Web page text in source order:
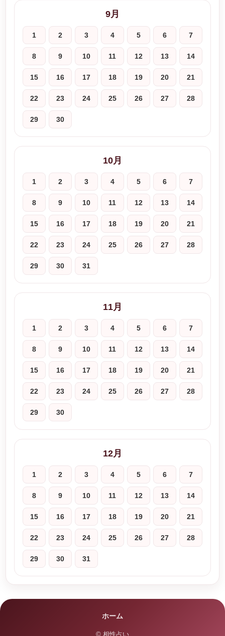
9月
1 2 3 4 5 6 7
8 9 10 11 12 13 14
15 16 17 18 19 20 21
22 23 24 25 26 27 28
29 30
10月
1 2 3 4 5 6 7
8 9 10 11 12 13 14
15 16 17 18 19 20 21
22 23 24 25 26 27 28
29 30 31
11月
1 2 3 4 5 6 7
8 9 10 11 12 13 14
15 16 17 18 19 20 21
22 23 24 25 26 27 28
29 30
12月
1 2 3 4 5 6 7
8 9 10 11 12 13 14
15 16 17 18 19 20 21
22 23 24 25 26 27 28
29 30 31
ホーム
© 相性占い